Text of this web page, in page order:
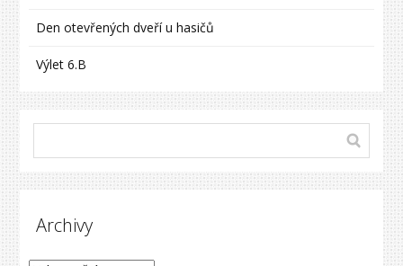
Den otevřených dveří u hasičů
Výlet 6.B
Archivy